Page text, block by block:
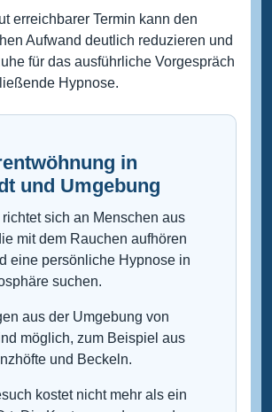
erreichbarer Termin kann den
Aufwand deutlich reduzieren und
für das ausführliche Vorgespräch
Hypnose.
in
und Umgebung
sich an Menschen aus
mit dem Rauchen aufhören
eine persönliche Hypnose in
suchen.
aus der Umgebung von
möglich, zum Beispiel aus
und Beckeln.
kostet nicht mehr als ein